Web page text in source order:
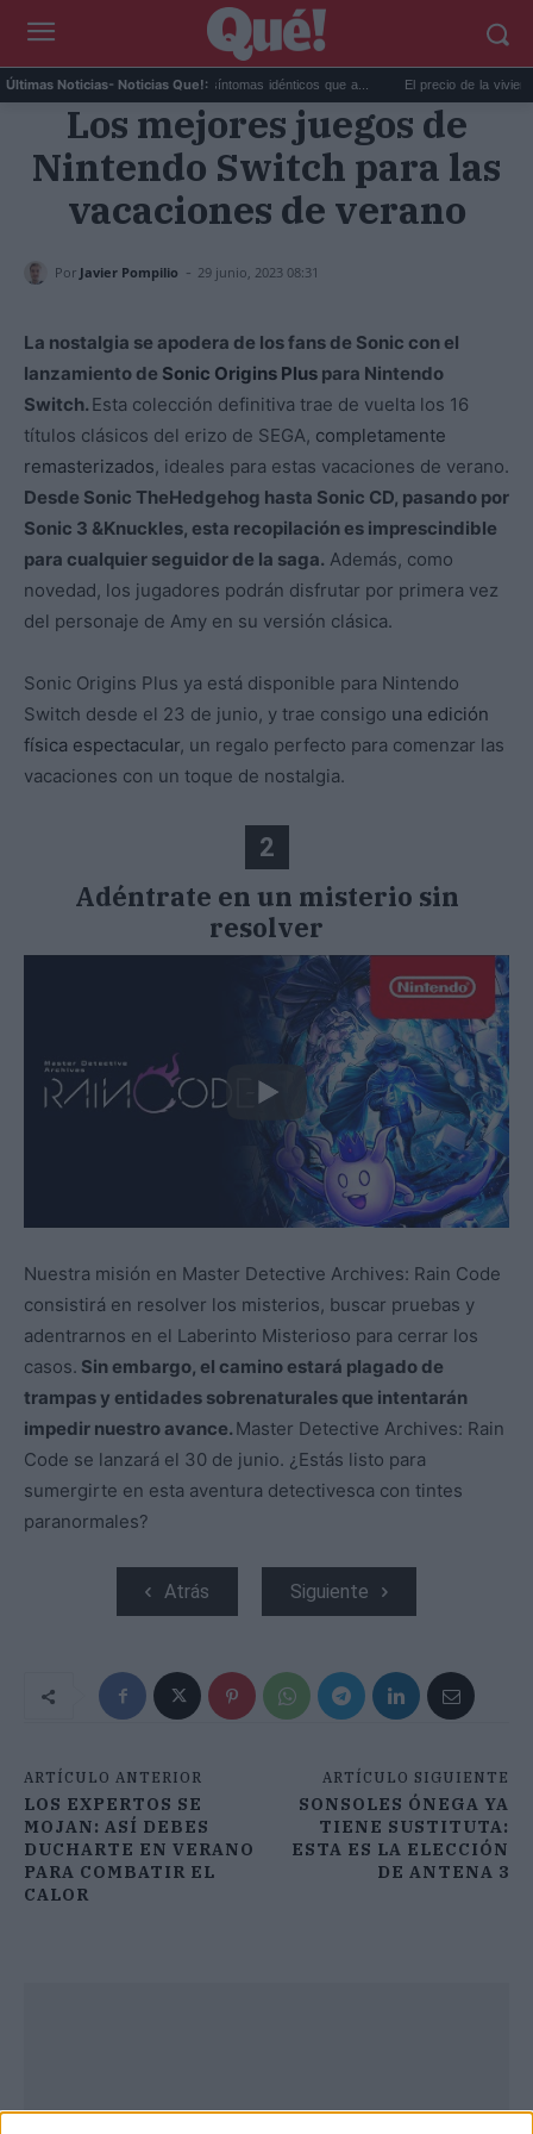
Últimas Noticias- Noticias Que!:
Calor extremo y ansiedad: síntomas idénticos que a... El precio de la vivienda en
Los mejores juegos de
Nintendo Switch para las
vacaciones de verano
Por Javier Pompilio - 29 junio, 2023 08:31
La nostalgia se apodera de los fans de Sonic con el
lanzamiento de Sonic Origins Plus para Nintendo
Switch. Esta colección definitiva trae de vuelta los 16
títulos clásicos del erizo de SEGA, completamente
remasterizados, ideales para estas vacaciones de verano.
Desde Sonic TheHedgehog hasta Sonic CD, pasando por
Sonic 3 &Knuckles, esta recopilación es imprescindible
para cualquier seguidor de la saga. Además, como
novedad, los jugadores podrán disfrutar por primera vez
del personaje de Amy en su versión clásica.
Sonic Origins Plus ya está disponible para Nintendo
Switch desde el 23 de junio, y trae consigo una edición
física espectacular, un regalo perfecto para comenzar las
vacaciones con un toque de nostalgia.
2
Adéntrate en un misterio sin
resolver
Nuestra misión en Master Detective Archives: Rain Code
consistirá en resolver los misterios, buscar pruebas y
adentrarnos en el Laberinto Misterioso para cerrar los
casos. Sin embargo, el camino estará plagado de
trampas y entidades sobrenaturales que intentarán
impedir nuestro avance. Master Detective Archives: Rain
Code se lanzará el 30 de junio. ¿Estás listo para
sumergirte en esta aventura detectivesca con tintes
paranormales?
Atrás Siguiente
ARTÍCULO ANTERIOR
LOS EXPERTOS SE
MOJAN: ASÍ DEBES
DUCHARTE EN VERANO
PARA COMBATIR EL
CALOR
ARTÍCULO SIGUIENTE
SONSOLES ÓNEGA YA
TIENE SUSTITUTA:
ESTA ES LA ELECCIÓN
DE ANTENA 3